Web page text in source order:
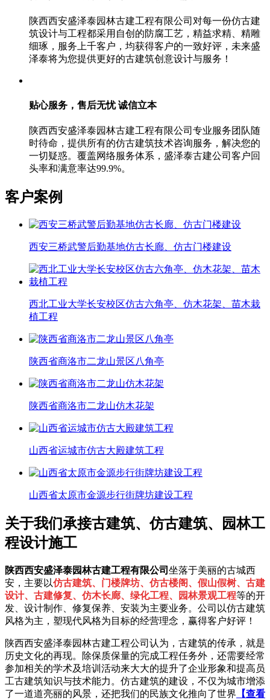
陕西西安盛泽泰园林古建工程有限公司对每一份仿古建
筑设计与工程都采用自创的防腐工艺，精益求精、精雕
细琢，服务上千客户，均获得客户的一致好评，未来盛
泽泰将为您提供更好的古建筑创意设计与服务！
贴心服务，售后无忧诚信立本
陕西西安盛泽泰园林古建工程有限公司专业服务团队随
时待命，提供所有的仿古建筑技术咨询服务，解决您的
一切疑惑。覆盖网络服务体系，盛泽泰古建公司客户回
头率和满意率达99.9%。
客户案例
西安三桥武警后勤基地仿古长廊、仿古门楼建设
西北工业大学长安校区仿古六角亭、仿木花架、苗木栽
植工程
陕西省商洛市二龙山景区八角亭
陕西省商洛市二龙山仿木花架
山西省运城市仿古大殿建筑工程
山西省太原市金源步行街牌坊建设工程
关于我们承接古建筑、仿古建筑、园林工
程设计施工
陕西西安盛泽泰园林古建工程有限公司 坐落于美丽的古城西
安，主要以仿古建筑、门楼牌坊、仿古楼阁、假山假树、古建
设计、古建修复、仿木长廊、绿化工程、园林景观工程等的开
发、设计制作、修复保养、安装为主要业务。公司以仿古建筑
风格为主，塑现代风格为目标的经营理念，赢得客户好评！
陕西西安盛泽泰园林古建工程公司认为，古建筑的传承，就是
历史文化的再现。除保质保量的完成工程任务外，还需要经常
参加相关的学术及培训活动来大大的提升了企业形象和提高员
工古建筑知识与技术能力。仿古建筑的建设，不仅为城市增添
了一道道亮丽的风景，还把我们的民族文化推向了世界 【查看